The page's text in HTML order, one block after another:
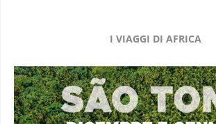
I VIAGGI DI AFRICA